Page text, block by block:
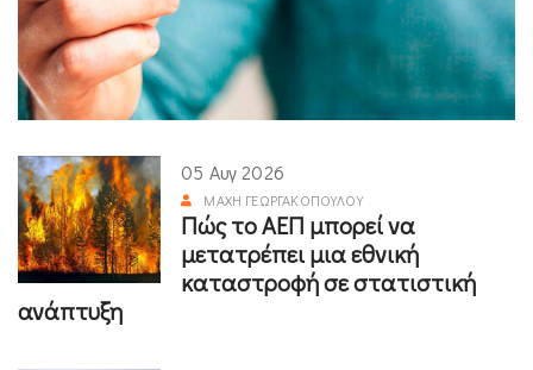
05 Αυγ 2026
ΜΆΧΗ ΓΕΩΡΓΑΚΟΠΟΎΛΟΥ
Πώς το ΑΕΠ μπορεί να
μετατρέπει μια εθνική
καταστροφή σε στατιστική
ανάπτυξη